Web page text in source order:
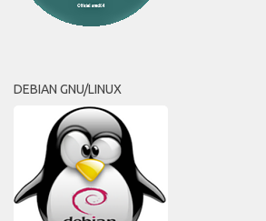
DEBIAN GNU/LINUX